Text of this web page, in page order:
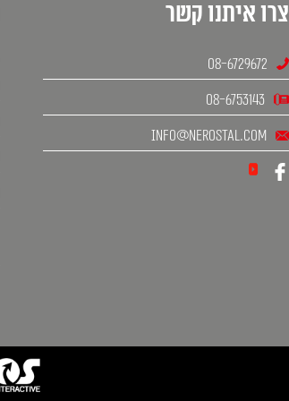
צרו איתנו קשר
08-6729672
08-6753143
info@nerostal.com